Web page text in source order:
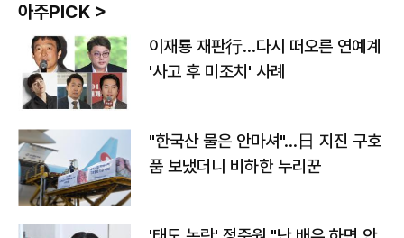
아주PICK >
이재룡 재판行…다시 떠오른 연예계
'사고 후 미조치' 사례
"한국산 물은 안마셔"…日 지진 구호
품 보냈더니 비하한 누리꾼